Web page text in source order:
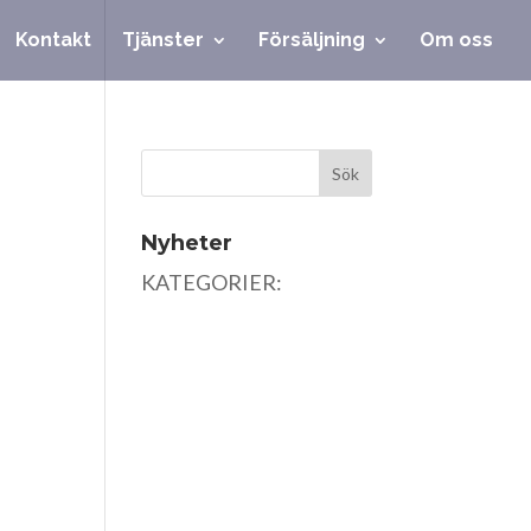
Kontakt Tjänster Försäljning Om oss
Nyheter
KATEGORIER: